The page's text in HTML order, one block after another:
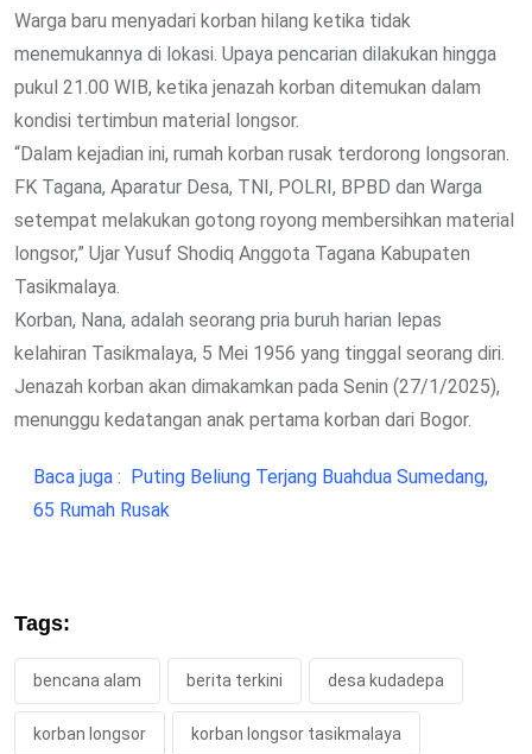
Warga baru menyadari korban hilang ketika tidak
menemukannya di lokasi. Upaya pencarian dilakukan hingga
pukul 21.00 WIB, ketika jenazah korban ditemukan dalam
kondisi tertimbun material longsor.
“Dalam kejadian ini, rumah korban rusak terdorong longsoran.
FK Tagana, Aparatur Desa, TNI, POLRI, BPBD dan Warga
setempat melakukan gotong royong membersihkan material
longsor,” Ujar Yusuf Shodiq Anggota Tagana Kabupaten
Tasikmalaya.
Korban, Nana, adalah seorang pria buruh harian lepas
kelahiran Tasikmalaya, 5 Mei 1956 yang tinggal seorang diri.
Jenazah korban akan dimakamkan pada Senin (27/1/2025),
menunggu kedatangan anak pertama korban dari Bogor.
Baca juga : Puting Beliung Terjang Buahdua Sumedang,
65 Rumah Rusak
Tags:
bencana alam berita terkini desa kudadepa
korban longsor korban longsor tasikmalaya